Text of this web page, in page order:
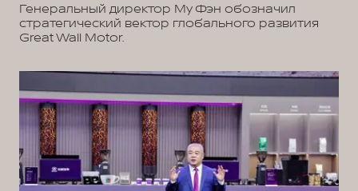
Генеральный директор Му Фэн обозначил
стратегический вектор глобального развития
Great Wall Motor.